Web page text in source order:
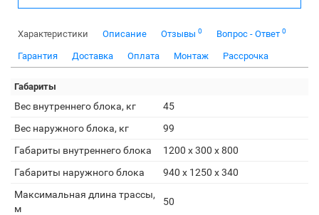
Характеристики Описание Отзывы 0 Вопрос - Ответ 0
Гарантия Доставка Оплата Монтаж Рассрочка
Габариты
Вес внутреннего блока, кг
45
Вес наружного блока, кг
99
Габариты внутреннего блока
1200 х 300 х 800
Габариты наружного блока
940 х 1250 х 340
Максимальная длина трассы,
м
50